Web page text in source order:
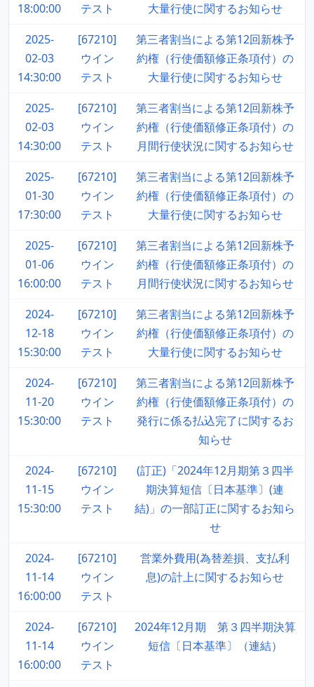
18:00:00
テスト
大量行使に関するお知らせ
2025-
02-03
14:30:00
[67210]
ウイン
テスト
第三者割当による第12回新株予
約権（行使価額修正条項付）の
大量行使に関するお知らせ
2025-
02-03
14:30:00
[67210]
ウイン
テスト
第三者割当による第12回新株予
約権（行使価額修正条項付）の
月間行使状況に関するお知らせ
2025-
01-30
17:30:00
[67210]
ウイン
テスト
第三者割当による第12回新株予
約権（行使価額修正条項付）の
大量行使に関するお知らせ
2025-
01-06
16:00:00
[67210]
ウイン
テスト
第三者割当による第12回新株予
約権（行使価額修正条項付）の
月間行使状況に関するお知らせ
2024-
12-18
15:30:00
[67210]
ウイン
テスト
第三者割当による第12回新株予
約権（行使価額修正条項付）の
大量行使に関するお知らせ
2024-
11-20
15:30:00
[67210]
ウイン
テスト
第三者割当による第12回新株予
約権（行使価額修正条項付）の
発行に係る払込完了に関するお
知らせ
2024-
11-15
15:30:00
[67210]
ウイン
テスト
(訂正)「2024年12月期第３四半
期決算短信〔日本基準〕(連
結)」の一部訂正に関するお知ら
せ
2024-
11-14
16:00:00
[67210]
ウイン
テスト
営業外費用(為替差損、支払利
息)の計上に関するお知らせ
2024-
11-14
16:00:00
[67210]
ウイン
テスト
2024年12月期 第３四半期決算
短信〔日本基準〕（連結）